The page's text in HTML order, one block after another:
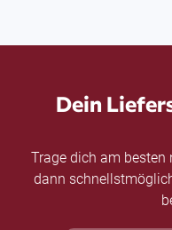
Dein
Trage dich am besten
dann